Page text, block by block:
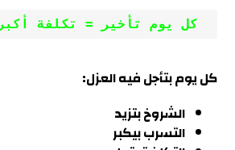
كل يوم تأخير = تكلفة أكبر
كل يوم بتأجل فيه العزل:
الشروخ بتزيد
التسرب بيكبر